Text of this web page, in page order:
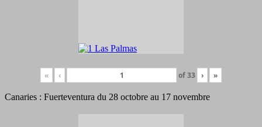
« ‹ of33 › »
Canaries : Fuerteventura du 28 octobre au 17 novembre